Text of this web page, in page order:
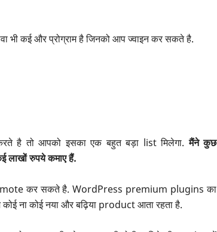
कई और प्रोग्राम है जिनको आप ज्वाइन कर सकते है.
है तो आपको इसका एक बहुत बड़ा list मिलेगा.मैंने कुछ
रुपये कमाए हैं.
कर सकते है. WordPress premium plugins का
ना कोई नया और बढ़िया product आता रहता है.